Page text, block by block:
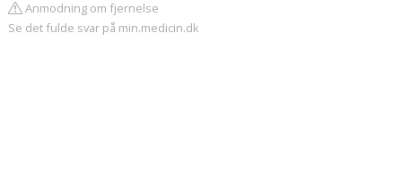
Anmodning om fjernelse
Se det fulde svar på min.medicin.dk